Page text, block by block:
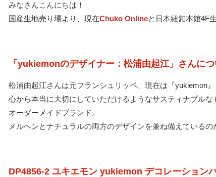
みなさんこんにちは！
国産生地売り場より、現在Chuko Onlineと日本紐釦本館4F
「yukiemonのデザイナー：松浦由起江」さんに
松浦由起江さんは元フランシュリッペ、現在は『yukiemon
心から本当に大切にしていただけるようなサスティナブル
オーダーメイドブランド。
メルヘンとナチュラルの両方のデザインを兼ね備えているの
DP4856-2 ユキエモン yukiemon デコレーション